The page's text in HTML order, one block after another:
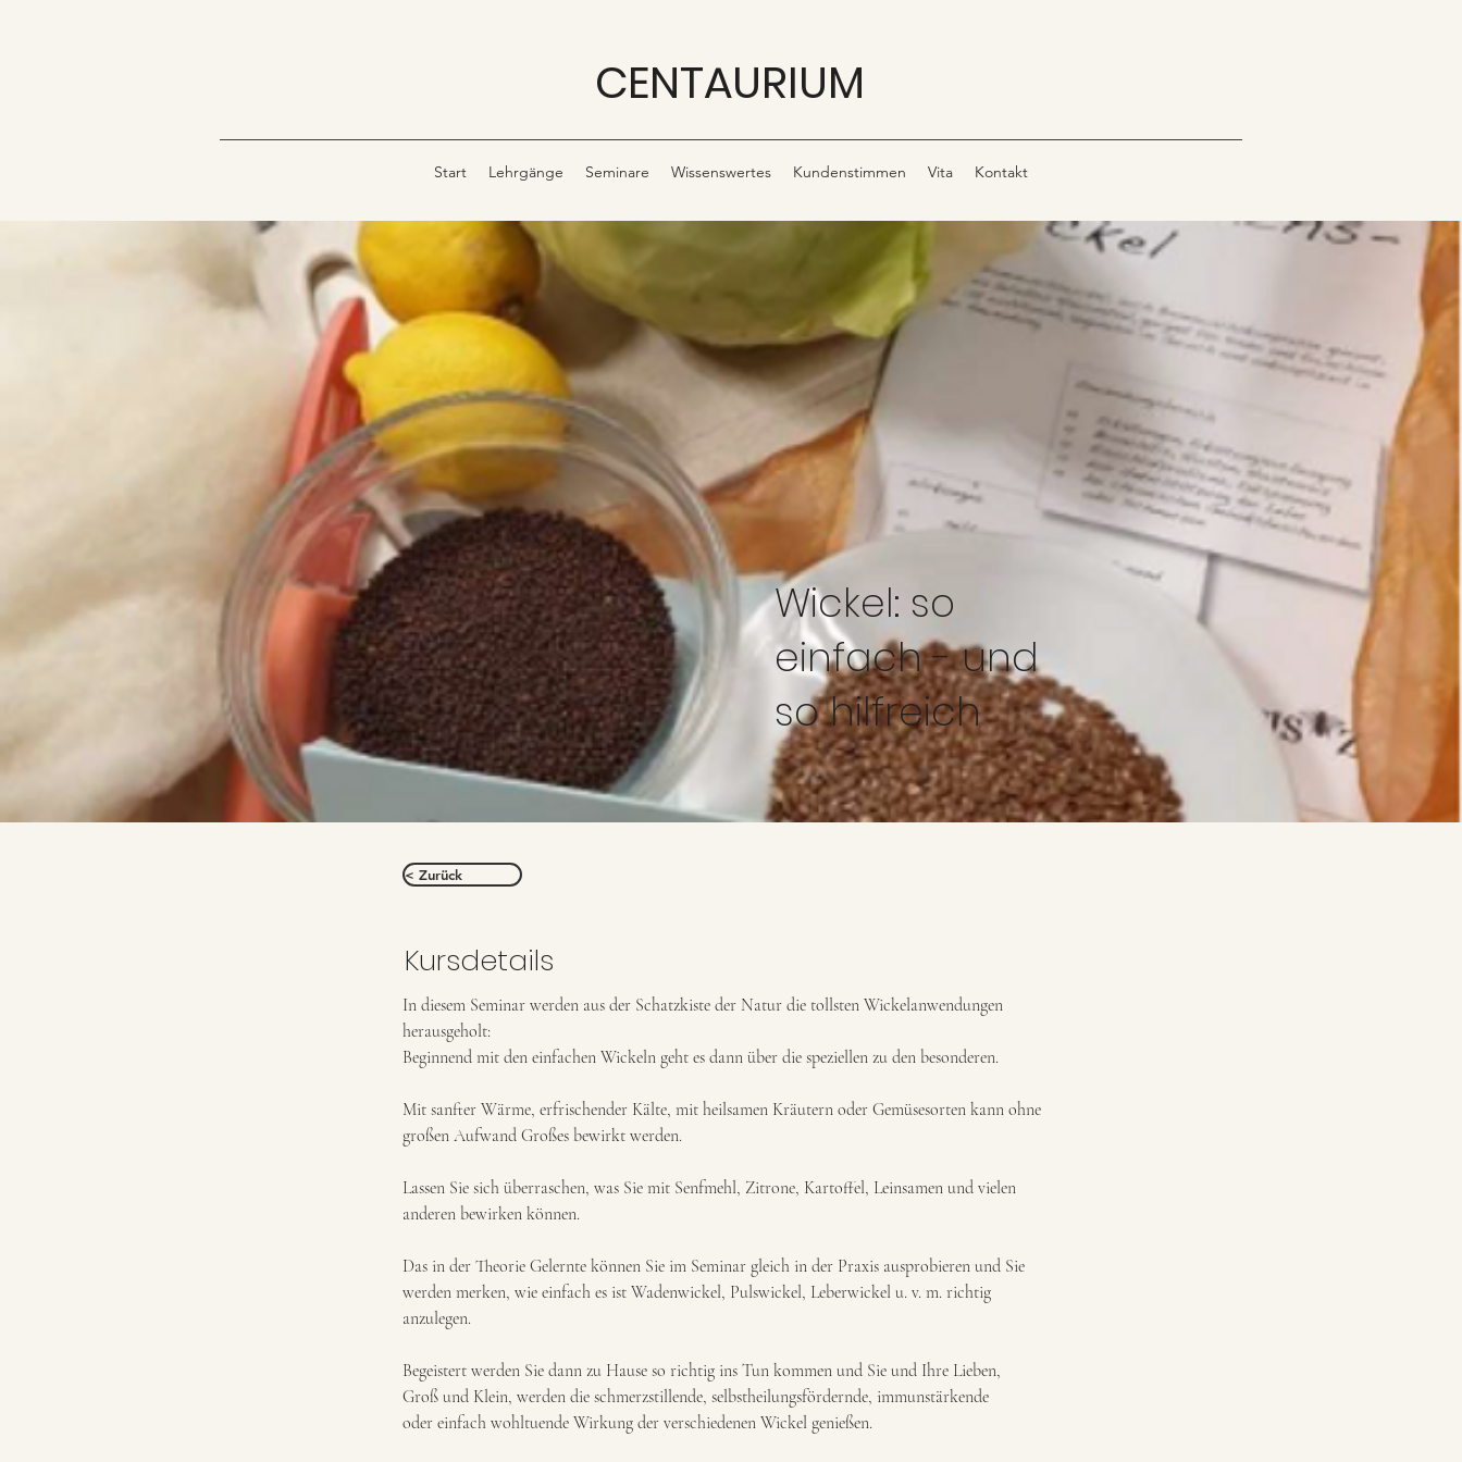
CENTAURIUM
Start Lehrgänge Seminare Wissenswertes Kundenstimmen Vita Kontakt
Wickel: so
einfach - und
so hilfreich
< Zurück
Kursdetails
In diesem Seminar werden aus der Schatzkiste der Natur die tollsten Wickelanwendungen
herausgeholt:
Beginnend mit den einfachen Wickeln geht es dann über die speziellen zu den besonderen.
Mit sanfter Wärme, erfrischender Kälte, mit heilsamen Kräutern oder Gemüsesorten kann ohne
großen Aufwand Großes bewirkt werden.
Lassen Sie sich überraschen, was Sie mit Senfmehl, Zitrone, Kartoffel, Leinsamen und vielen
anderen bewirken können.
Das in der Theorie Gelernte können Sie im Seminar gleich in der Praxis ausprobieren und Sie
werden merken, wie einfach es ist Wadenwickel, Pulswickel, Leberwickel u. v. m. richtig
anzulegen.
Begeistert werden Sie dann zu Hause so richtig ins Tun kommen und Sie und Ihre Lieben,
Groß und Klein, werden die schmerzstillende, selbstheilungsfördernde, immunstärkende
oder einfach wohltuende Wirkung der verschiedenen Wickel genießen.